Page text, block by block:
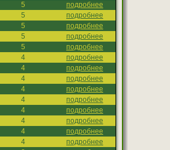
5
подробнее
5
подробнее
5
подробнее
5
подробнее
5
подробнее
4
подробнее
4
подробнее
4
подробнее
4
подробнее
4
подробнее
4
подробнее
4
подробнее
4
подробнее
4
подробнее